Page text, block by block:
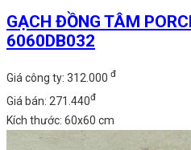
GẠCH ĐỒNG TÂM
6060DB032
Giá công ty: 312.000 đ
Giá bán: 271.440đ
Kích thước: 60x60 cm